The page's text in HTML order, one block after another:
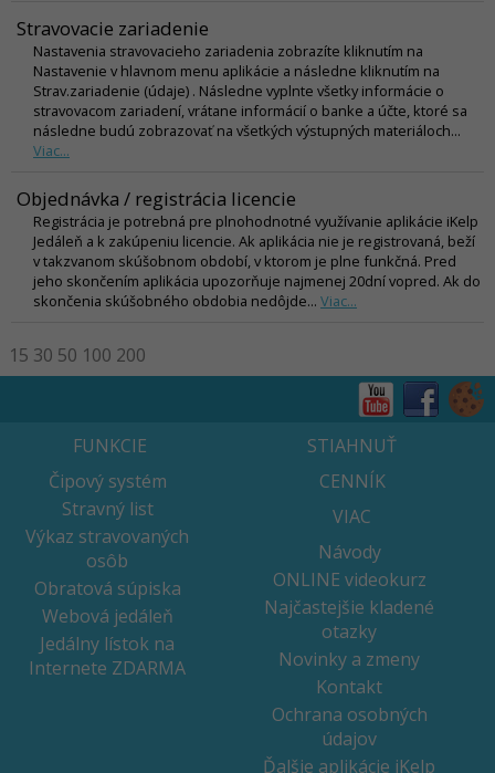
Stravovacie zariadenie
Nastavenia stravovacieho zariadenia zobrazíte kliknutím na
Nastavenie v hlavnom menu aplikácie a následne kliknutím na
Strav.zariadenie (údaje) . Následne vyplnte všetky informácie o
stravovacom zariadení, vrátane informácií o banke a účte, ktoré sa
následne budú zobrazovať na všetkých výstupných materiáloch...
Viac...
Objednávka / registrácia licencie
Registrácia je potrebná pre plnohodnotné využívanie aplikácie iKelp
Jedáleň a k zakúpeniu licencie. Ak aplikácia nie je registrovaná, beží
v takzvanom skúšobnom období, v ktorom je plne funkčná. Pred
jeho skončením aplikácia upozorňuje najmenej 20dní vopred. Ak do
skončenia skúšobného obdobia nedôjde... Viac...
15 30 50 100 200
FUNKCIE
Čipový systém
Stravný list
Výkaz stravovaných
osôb
Obratová súpiska
Webová jedáleň
Jedálny lístok na
Internete ZDARMA
STIAHNUŤ
CENNÍK
VIAC
Návody
ONLINE videokurz
Najčastejšie kladené
otazky
Novinky a zmeny
Kontakt
Ochrana osobných
údajov
Ďalšie aplikácie iKelp